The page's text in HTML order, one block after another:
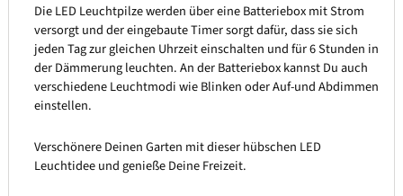
Die LED Leuchtpilze werden über eine Batteriebox mit Strom
versorgt und der eingebaute Timer sorgt dafür, dass sie sich
jeden Tag zur gleichen Uhrzeit einschalten und für 6 Stunden in
der Dämmerung leuchten. An der Batteriebox kannst Du auch
verschiedene Leuchtmodi wie Blinken oder Auf-und Abdimmen
einstellen.
Verschönere Deinen Garten mit dieser hübschen LED
Leuchtidee und genieße Deine Freizeit.